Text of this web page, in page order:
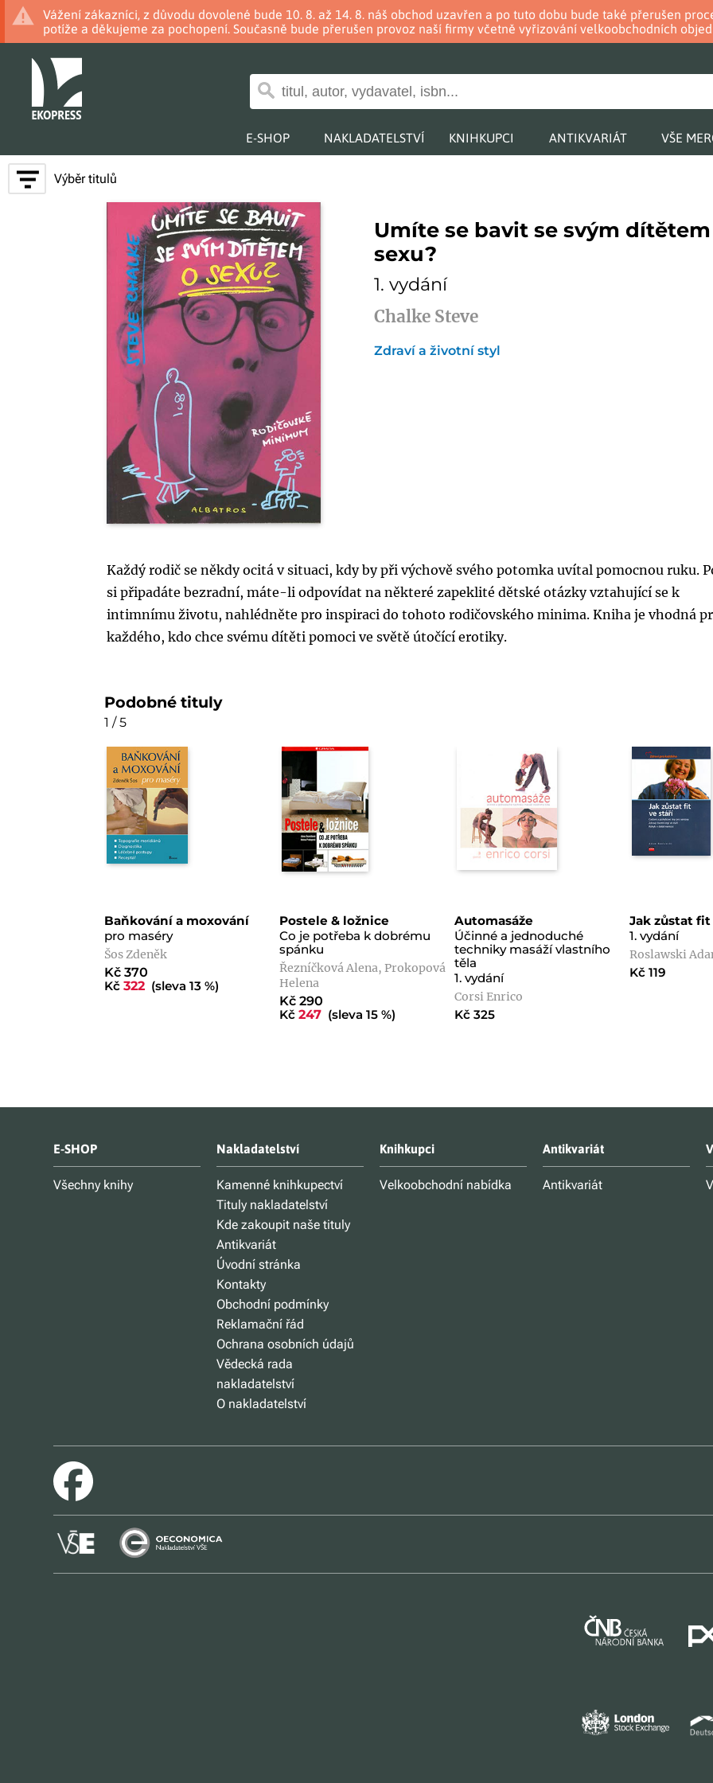
Vážení zákazníci, z důvodu dovolené bude 10. 8. až 14. 8. náš obchod uzavřen a po tuto dobu bude také přerušen
potíže a děkujeme za pochopení. Současně bude přerušen provoz naší firmy včetně vyřizování velkoobchodních
E-SHOP NAKLADATELSTVÍ KNIHKUPCI ANTIKVARIÁT VŠE
Výběr titulů
Umíte se bavit se svým
sexu?
1. vydání
Chalke Steve
Zdraví a životní styl
Každý rodič se někdy ocitá v situaci, kdy by při výchově svého potomka uvítal pomocnou ruku.
si připadáte bezradní, máte-li odpovídat na některé zapeklité dětské otázky vztahující se k
intimnímu životu, nahlédněte pro inspiraci do tohoto rodičovského minima. Kniha je vhodná
každého, kdo chce svému dítěti pomoci ve světě útočící erotiky.
Podobné tituly
1 / 5
Baňkování a moxování
pro maséry
Šos Zdeněk
Kč 370
Kč322 (sleva 13 %)
Postele & ložnice
Co je potřeba k dobrému
spánku
Řezníčková Alena, Prokopová
Helena
Kč 290
Kč247 (sleva 15 %)
Automasáže
Účinné a jednoduché
techniky masáží vlastního
těla
1. vydání
Corsi Enrico
Kč 325
Jak zůstat
1. vydání
Roslawski
Kč 119
E-SHOP
Všechny knihy
Nakladatelství
Kamenné knihkupectví
Tituly nakladatelství
Kde zakoupit naše tituly
Antikvariát
Úvodní stránka
Kontakty
Obchodní podmínky
Reklamační řád
Ochrana osobních údajů
Vědecká rada
nakladatelství
O nakladatelství
Knihkupci
Velkoobchodní nabídka
Antikvariát
Antikvariát